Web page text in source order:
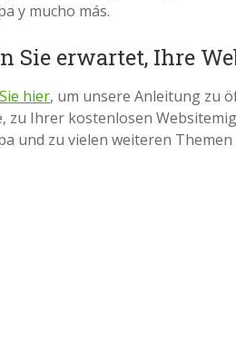
y mucho más.
Sie erwartet, Ihre
hier, um unsere Anleitung zu
zu Ihrer kostenlosen
und zu vielen weiteren